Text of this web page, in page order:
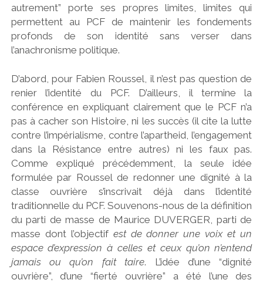
autrement” porte ses propres limites, limites qui
permettent au PCF de maintenir les fondements
profonds de son identité sans verser dans
l’anachronisme politique.
D’abord, pour Fabien Roussel, il n’est pas question de
renier l’identité du PCF. D’ailleurs, il termine la
conférence en expliquant clairement que le PCF n’a
pas à cacher son Histoire, ni les succès (il cite la lutte
contre l’impérialisme, contre l’apartheid, l’engagement
dans la Résistance entre autres) ni les faux pas.
Comme expliqué précédemment, la seule idée
formulée par Roussel de redonner une dignité à la
classe ouvrière s’inscrivait déjà dans l’identité
traditionnelle du PCF. Souvenons-nous de la définition
du parti de masse de Maurice DUVERGER, parti de
masse dont l’objectif est de donner une voix et un
espace d’expression à celles et ceux qu’on n’entend
jamais ou qu’on fait taire. L’idée d’une “dignité
ouvrière”, d’une “fierté ouvrière” a été l’une des